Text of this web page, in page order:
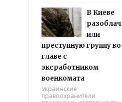
В Киеве
разоблач
или
преступную группу во
главе с
эксработником
военкомата
Украинские
правоохранители